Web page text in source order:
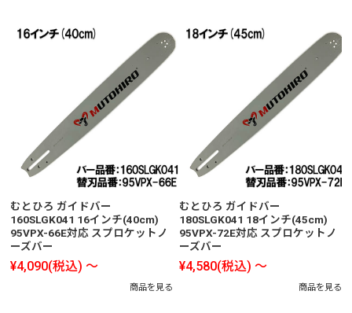
むとひろ ガイドバー
160SLGK041 16インチ(40cm)
95VPX-66E対応 スプロケットノ
ーズバー
¥4,090(税込) ～
商品を見る
むとひろ ガイドバー
180SLGK041 18インチ(45cm)
95VPX-72E対応 スプロケットノ
ーズバー
¥4,580(税込) ～
商品を見る